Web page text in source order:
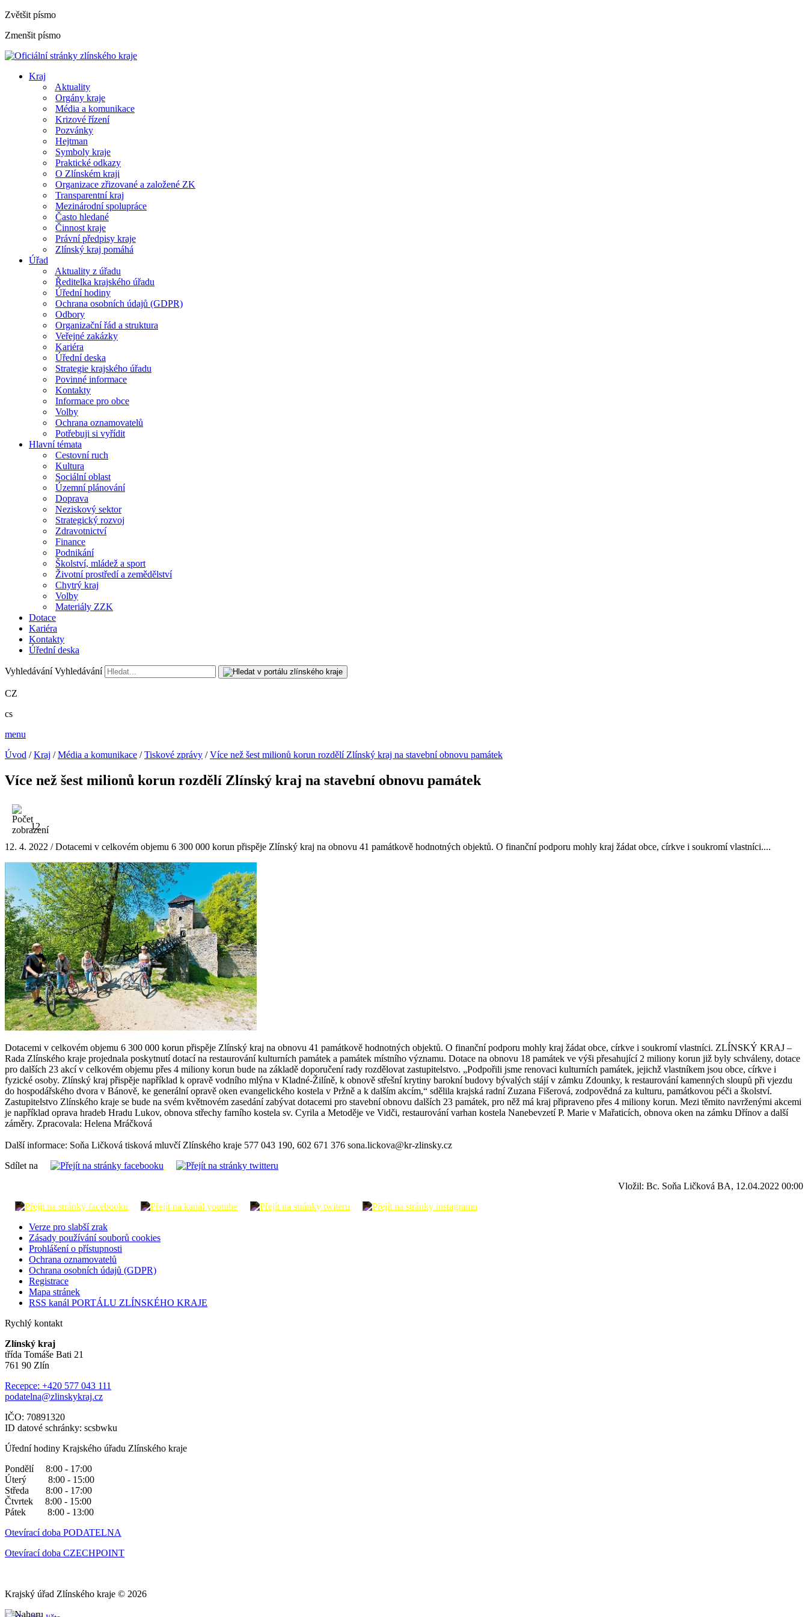
Zvětšit písmo
Zmenšit písmo
Kraj
Aktuality
Orgány kraje
Média a komunikace
Krizové řízení
Pozvánky
Hejtman
Symboly kraje
Praktické odkazy
O Zlínském kraji
Organizace zřizované a založené ZK
Transparentní kraj
Mezinárodní spolupráce
Často hledané
Činnost kraje
Právní předpisy kraje
Zlínský kraj pomáhá
Úřad
Aktuality z úřadu
Ředitelka krajského úřadu
Úřední hodiny
Ochrana osobních údajů (GDPR)
Odbory
Organizační řád a struktura
Veřejné zakázky
Kariéra
Úřední deska
Strategie krajského úřadu
Povinné informace
Kontakty
Informace pro obce
Volby
Ochrana oznamovatelů
Potřebuji si vyřídit
Hlavní témata
Cestovní ruch
Kultura
Sociální oblast
Územní plánování
Doprava
Neziskový sektor
Strategický rozvoj
Zdravotnictví
Finance
Podnikání
Školství, mládež a sport
Životní prostředí a zemědělství
Chytrý kraj
Volby
Materiály ZZK
Dotace
Kariéra
Kontakty
Úřední deska
Vyhledávání Vyhledávání
CZ
cs
menu
Úvod /Kraj /Média a komunikace /Tiskové zprávy /Více než šest milionů korun rozdělí Zlínský kraj na stavební obnovu památek
Více než šest milionů korun rozdělí Zlínský kraj na stavební obnovu památek
12
12. 4. 2022 / Dotacemi v celkovém objemu 6 300 000 korun přispěje Zlínský kraj na obnovu 41 památkově hodnotných objektů. O finanční podporu mohly kraj žádat obce, církve i soukromí vlastníci....
Dotacemi v celkovém objemu 6 300 000 korun přispěje Zlínský kraj na obnovu 41 památkově hodnotných objektů. O finanční podporu mohly kraj žádat obce, církve i soukromí vlastníci. ZLÍNSKÝ KRAJ –
Rada Zlínského kraje projednala poskytnutí dotací na restaurování kulturních památek a památek místního významu. Dotace na obnovu 18 památek ve výši přesahující 2 miliony korun již byly schváleny, dotace
pro dalších 23 akcí v celkovém objemu přes 4 miliony korun bude na základě doporučení rady rozdělovat zastupitelstvo. „Podpořili jsme renovaci kulturních památek, jejichž vlastníkem jsou obce, církve i
fyzické osoby. Zlínský kraj přispěje například k opravě vodního mlýna v Kladné-Žilíně, k obnově střešní krytiny barokní budovy bývalých stájí v zámku Zdounky, k restaurování kamenných sloupů při vjezdu
do hospodářského dvora v Bánově, ke generální opravě oken evangelického kostela v Pržně a k dalším akcím,“ sdělila krajská radní Zuzana Fišerová, zodpovědná za kulturu, památkovou péči a školství.
Zastupitelstvo Zlínského kraje se bude na svém květnovém zasedání zabývat dotacemi pro stavební obnovu dalších 23 památek, pro něž má kraj připraveno přes 4 miliony korun. Mezi těmito navrženými akcemi
je například oprava hradeb Hradu Lukov, obnova střechy farního kostela sv. Cyrila a Metoděje ve Vidči, restaurování varhan kostela Nanebevzetí P. Marie v Mařaticích, obnova oken na zámku Dřínov a další
záměry. Zpracovala: Helena Mráčková
Další informace: Soňa Ličková tisková mluvčí Zlínského kraje 577 043 190, 602 671 376 sona.lickova@kr-zlinsky.cz
Sdílet na
Vložil: Bc. Soňa Ličková BA, 12.04.2022 00:00
Verze pro slabší zrak
Zásady používání souborů cookies
Prohlášení o přístupnosti
Ochrana oznamovatelů
Ochrana osobních údajů (GDPR)
Registrace
Mapa stránek
RSS kanál PORTÁLU ZLÍNSKÉHO KRAJE
Rychlý kontakt
Zlínský kraj
třída Tomáše Bati 21
761 90 Zlín
Recepce: +420 577 043 111
podatelna@zlinskykraj.cz
IČO: 70891320
ID datové schránky: scsbwku
Úřední hodiny Krajského úřadu Zlínského kraje
Pondělí 8:00 - 17:00
Úterý 8:00 - 15:00
Středa 8:00 - 17:00
Čtvrtek 8:00 - 15:00
Pátek 8:00 - 13:00
Otevírací doba PODATELNA
Otevírací doba CZECHPOINT
Krajský úřad Zlínského kraje © 2026